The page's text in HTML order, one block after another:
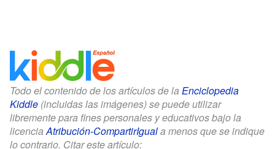
Todo el contenido de los artículos de la Enciclopedia
Kiddle (incluidas las imágenes) se puede utilizar
libremente para fines personales y educativos bajo la
licencia Atribución-CompartirIguala menos que se indique
lo contrario. Citar este artículo: